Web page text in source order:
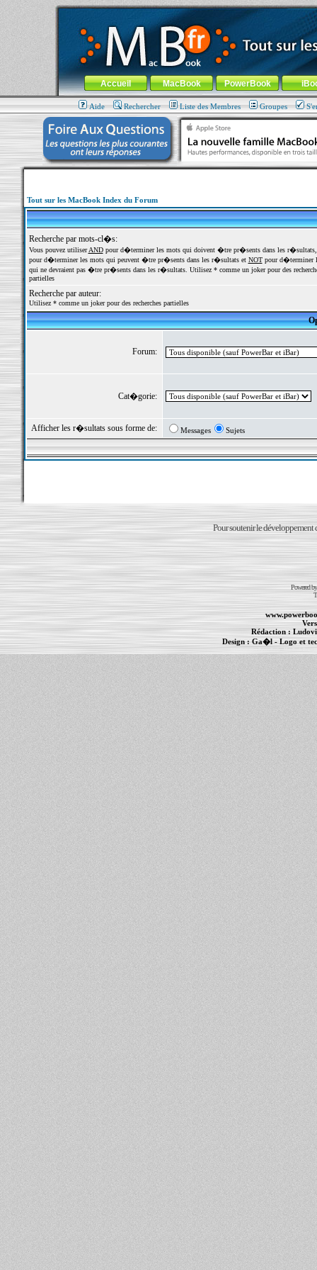
MacBook-fr.com : 100% Apple... 100% nomade !
Aller au contenu-Aller au menu général-Aller au menu de
Menu général
Accueil MacBook PowerBook
Aide Rechercher Liste des Membres Groupes
Tout sur les MacBook Index du Forum
Recherche par mots-cl�s:
Vous pouvez utiliserANDpour d�terminer les mots qui doivent �tre pr�sents dans les
pour d�terminer les mots qui peuvent �tre pr�sents dans les r�sultats et NOTpour d�terminer
qui ne devraient pas �tre pr�sents dans les r�sultats. Utilisez * comme un joker pour des
partielles
Recherche par auteur:
Utilisez * comme un joker pour des recherches partielles
Forum:
Cat�gorie:
Afficher les r�sultats sous forme de: Messages Sujets
Pour soutenir le développement
Powered
Rédaction :
Design : Ga�l- Logo et